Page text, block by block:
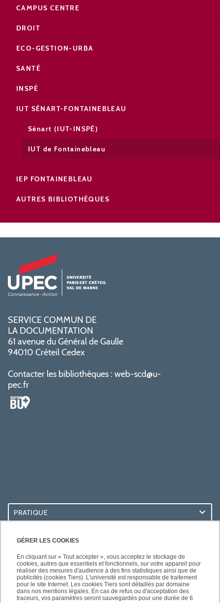
GÉRER LES COOKIES
En cliquant sur « Tout accepter », vous acceptez le stockage de
cookies, autres que essentiels et fonctionnels, sur votre appareil pour
réaliser des mesures d'audience à des fins statistiques ainsi que de
publicités (cookies Tiers). L'université est responsable de traitement
pour le site Internet. Les cookies Tiers sont détaillés par domaine
dans nos mentions légales. En cas de refus ou d'acceptation des
traceurs, vos paramètres seront sauvegardés pour une durée de 6
CAMPUS CENTRE
DROIT
ECO-GESTION-URBA
SANTÉ
INSPÉ
IUT SÉNART-FONTAINEBLEAU
Sénart (IUT-INSPÉ)
IUT de Fontainebleau
IEP FONTAINEBLEAU
AUTRES BIBLIOTHÈQUES
SERVICE COMMUN DE
LA DOCUMENTATION
61 avenue du Général de Gaulle
94010 Créteil Cedex
Contacter les bibliothèques : web-scd@u-
pec.fr
PRATIQUE
ACCÈS RAPIDES
LES BU SUR...